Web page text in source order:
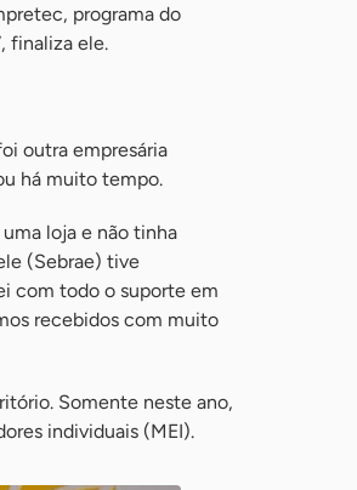
programa do
finaliza ele.
outra empresária
há muito tempo.
loja e não tinha
(Sebrae) tive
com todo o suporte em
recebidos com muito
Somente neste ano,
individuais (MEI).